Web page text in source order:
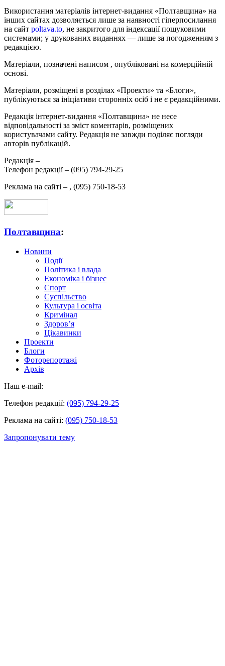
Використання матеріалів інтернет-видання «Полтавщина» на
інших сайтах дозволяється лише за наявності гіперпосилання
на сайт poltava.to, не закритого для індексації пошуковими
системами; у друкованих виданнях — лише за погодженням з
редакцією.
Матеріали, позначені написом , опубліковані на комерційній
основі.
Матеріали, розміщені в розділах «Проекти» та «Блоги»,
публікуються за ініціативи сторонніх осіб і не є редакційними.
Редакція інтернет-видання «Полтавщина» не несе
відповідальності за зміст коментарів, розміщених
користувачами сайту. Редакція не завжди поділяє погляди
авторів публікацій.
Редакція –
Телефон редакції – (095) 794-29-25
Реклама на сайті – , (095) 750-18-53
Полтавщина:
Новини
Події
Політика і влада
Економіка і бізнес
Спорт
Суспільство
Культура і освіта
Кримінал
Здоров’я
Цікавинки
Проекти
Блоги
Фоторепортажі
Архів
Наш e-mail:
Телефон редакції: (095) 794-29-25
Реклама на сайті: (095) 750-18-53
Запропонувати тему